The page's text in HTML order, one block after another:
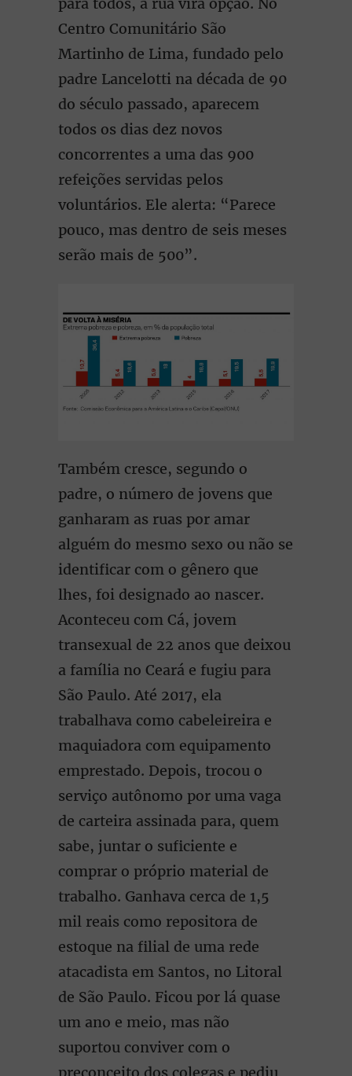
Centro Comunitário São
Martinho de Lima, fundado pelo
padre Lancelotti na década de 90
do século passado, aparecem
todos os dias dez novos
concorrentes a uma das 900
refeições servidas pelos
voluntários. Ele alerta: “Parece
pouco, mas dentro de seis meses
serão mais de 500”.
Também cresce, segundo o
padre, o número de jovens que
ganharam as ruas por amar
alguém do mesmo sexo ou não se
identificar com o gênero que
lhes, foi designado ao nascer.
Aconteceu com Cá, jovem
transexual de 22 anos que deixou
a família no Ceará e fugiu para
São Paulo. Até 2017, ela
trabalhava como cabeleireira e
maquiadora com equipamento
emprestado. Depois, trocou o
serviço autônomo por uma vaga
de carteira assinada para, quem
sabe, juntar o suficiente e
comprar o próprio material de
trabalho. Ganhava cerca de 1,5
mil reais como repositora de
estoque na filial de uma rede
atacadista em Santos, no Litoral
de São Paulo. Ficou por lá quase
um ano e meio, mas não
suportou conviver com o
preconceito dos colegas e pediu